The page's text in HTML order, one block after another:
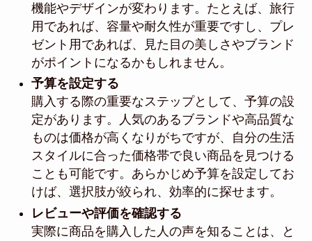
機能やデザインが変わります。たとえば、旅行
用であれば、容量や耐久性が重要ですし、プレ
ゼント用であれば、見た目の美しさやブランド
がポイントになるかもしれません。
予算を設定する
購入する際の重要なステップとして、予算の設
定があります。人気のあるブランドや高品質な
ものは価格が高くなりがちですが、自分の生活
スタイルに合った価格帯で良い商品を見つける
ことも可能です。あらかじめ予算を設定してお
けば、選択肢が絞られ、効率的に探せます。
レビューや評価を確認する
実際に商品を購入した人の声を知ることは、と